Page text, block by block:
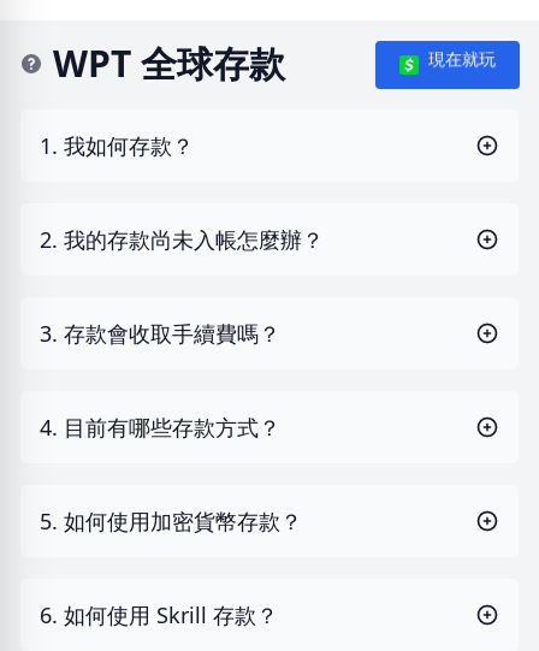
WPT 全球存款 現在就玩
1. 我如何存款？
2. 我的存款尚未入帳怎麼辦？
3. 存款會收取手續費嗎？
4. 目前有哪些存款方式？
5. 如何使用加密貨幣存款？
6. 如何使用 Skrill 存款？